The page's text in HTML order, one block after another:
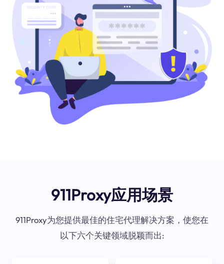
911Proxy应用场景
911Proxy为您提供最佳的住宅代理解决方案，使您在
以下六个关键领域脱颖而出: